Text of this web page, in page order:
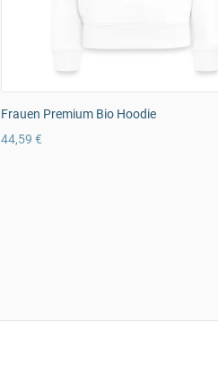
Frauen Premium Bio Hoodie
44,59 €